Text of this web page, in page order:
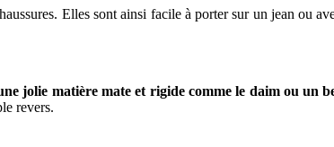
Elles sont ainsi facile à porter sur un jean ou
jolie matière mate et rigide comme le daim ou un
revers.